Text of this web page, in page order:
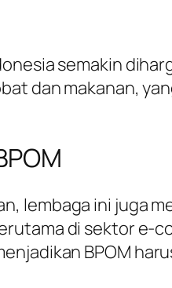
semakin
dan makanan,
lembaga ini juga
di sektor e-
BPOM